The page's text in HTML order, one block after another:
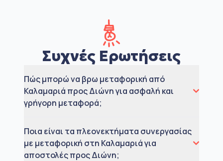
Συχνές Ερωτήσεις
Πώς μπορώ να βρω μεταφορική από
Καλαμαριά προς Διώνη για ασφαλή και
γρήγορη μεταφορά;
Ποια είναι τα πλεονεκτήματα συνεργασίας
με μεταφορική στη Καλαμαριά για
αποστολές προς Διώνη;